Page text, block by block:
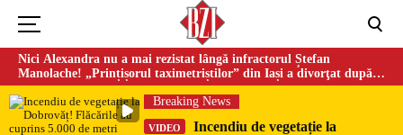
Nici Alexandra nu a mai rezistat lângă infractorul Ștefan
Manolache! „Prințișorul taximetriștilor” din Iași a divorţat după
doi ani de căsnicie
Breaking News
VIDEO
Incendiu de vegetație la